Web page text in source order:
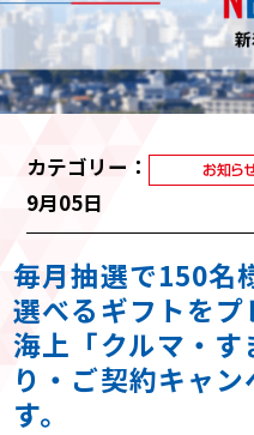
カテゴリー：
9月05日
毎月抽選で150名
選べるギフトを
海上「クルマ・
り・ご契約キャ
す。